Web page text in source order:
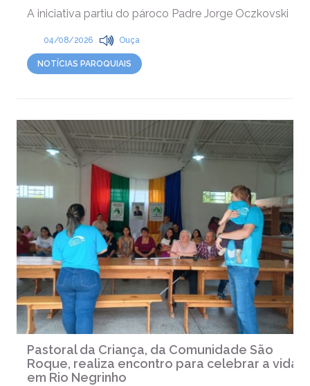
A iniciativa partiu do pároco Padre Jorge Oczkovski
04/08/2026 Ouça
NOTÍCIAS PAROQUIAIS
Pastoral da Criança, da Comunidade São
Roque, realiza encontro para celebrar a vida,
em Rio Negrinho